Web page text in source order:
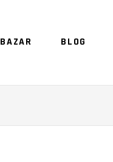
BAZAR BLOG